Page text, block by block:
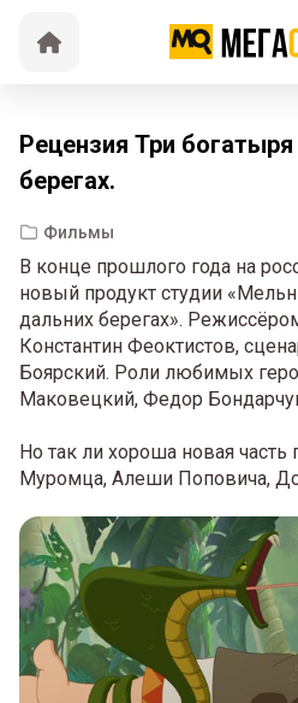
Рецензия Три
берегах.
Фильмы
В конце прошлого года на
новый продукт студии
дальних берегах».
Константин Феоктистов,
Боярский. Роли любимых
Маковецкий, Федор
Но так ли хороша новая
Муромца, Алеши Поповича,